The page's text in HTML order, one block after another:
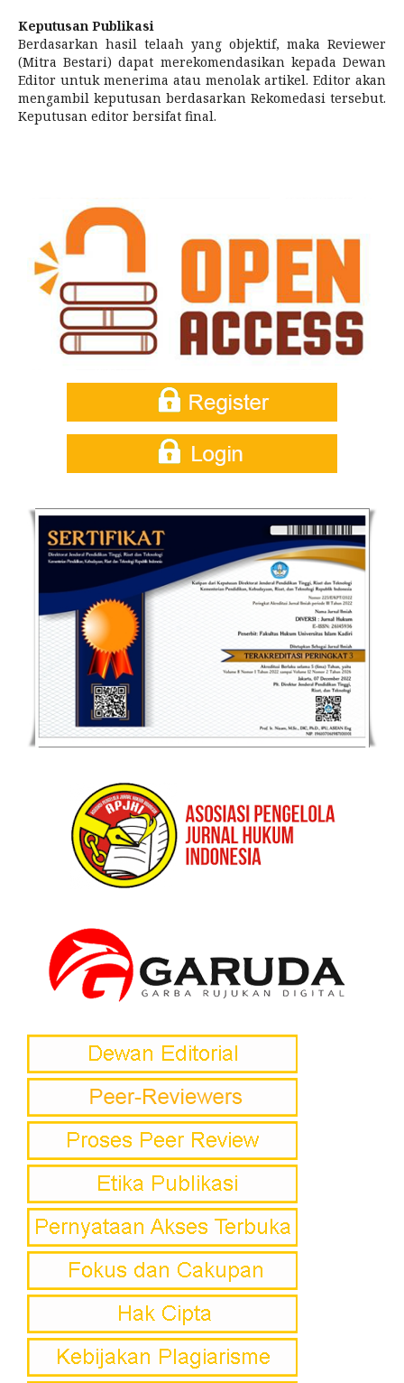
Keputusan Publikasi
Berdasarkan hasil telaah yang objektif, maka Reviewer
(Mitra Bestari) dapat merekomendasikan kepada Dewan
Editor untuk menerima atau menolak artikel. Editor akan
mengambil keputusan berdasarkan Rekomedasi tersebut.
Keputusan editor bersifat final.